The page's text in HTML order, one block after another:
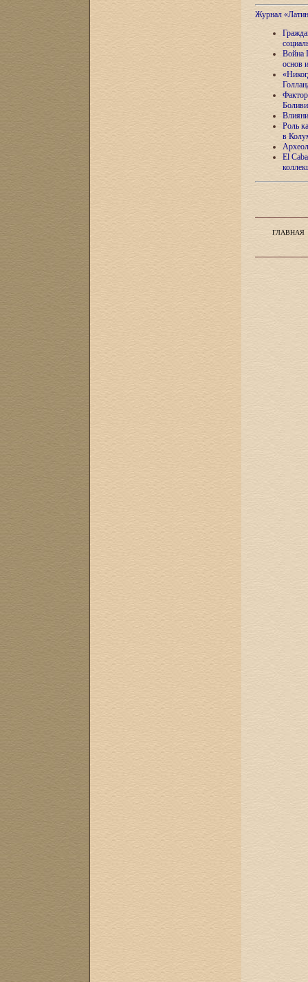
Журнал
Война
основ
Роль
в
El
ГЛАВНАЯ